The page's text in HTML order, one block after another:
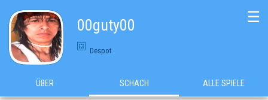
00guty00
Despot
☰
ÜBER SCHACH ALLE SPIELE